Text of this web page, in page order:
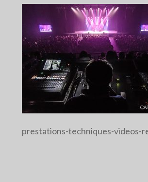
prestations-techniques-videos-